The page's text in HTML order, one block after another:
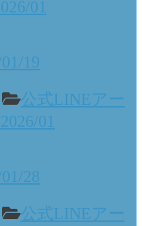
01
19
公式LINEアー
01
28
公式LINEアー